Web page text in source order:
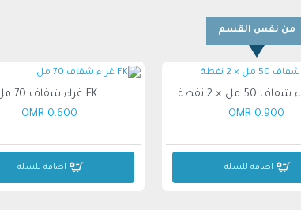
من نفس القسم
0.900 OMR
اضافة للسلة
FK غراء شفاف 70 مل
0.600 OMR
اضافة للسلة